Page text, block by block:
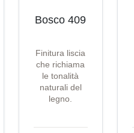
Bosco 409
Finitura liscia
che richiama
le tonalità
naturali del
legno.